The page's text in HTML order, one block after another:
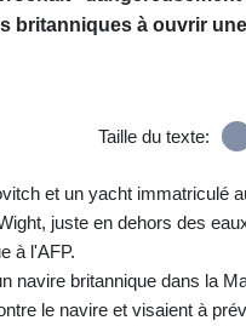
britanniques à ouvrir
Taille du texte:
et un yacht immatriculé
juste en dehors des
à l'AFP.
navire britannique dans la
le navire et visaient à